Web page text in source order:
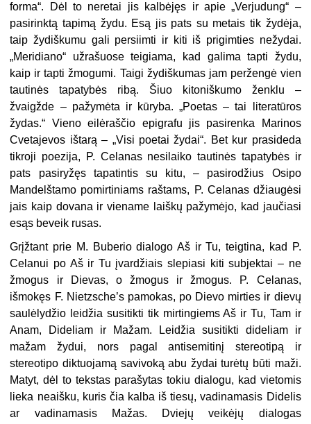
forma“. Dėl to neretai jis kalbėjęs ir apie „Verjudung“ –
pasirinktą tapimą žydu. Esą jis pats su metais tik žydėja,
taip žydiškumu gali persiimti ir kiti iš prigimties nežydai.
„Meridiano“ užrašuose teigiama, kad galima tapti žydu,
kaip ir tapti žmogumi. Taigi žydiškumas jam peržengė vien
tautinės tapatybės ribą. Šiuo kitoniškumo ženklu –
žvaigžde – pažymėta ir kūryba. „Poetas – tai literatūros
žydas.“ Vieno eilėraščio epigrafu jis pasirenka Marinos
Cvetajevos ištarą – „Visi poetai žydai“. Bet kur prasideda
tikroji poezija, P. Celanas nesilaiko tautinės tapatybės ir
pats pasiryžęs tapatintis su kitu, – pasirodžius Osipo
Mandelštamo pomirtiniams raštams, P. Celanas džiaugėsi
jais kaip dovana ir viename laiškų pažymėjo, kad jaučiasi
esąs beveik rusas.
Grįžtant prie M. Buberio dialogo Aš ir Tu, teigtina, kad P.
Celanui po Aš ir Tu įvardžiais slepiasi kiti subjektai – ne
žmogus ir Dievas, o žmogus ir žmogus. P. Celanas,
išmokęs F. Nietzsche’s pamokas, po Dievo mirties ir dievų
saulėlydžio leidžia susitikti tik mirtingiems Aš ir Tu, Tam ir
Anam, Dideliam ir Mažam. Leidžia susitikti dideliam ir
mažam žydui, nors pagal antisemitinį stereotipą ir
stereotipo diktuojamą savivoką abu žydai turėtų būti maži.
Matyt, dėl to tekstas parašytas tokiu dialogu, kad vietomis
lieka neaišku, kuris čia kalba iš tiesų, vadinamasis Didelis
ar vadinamasis Mažas. Dviejų veikėjų dialogas